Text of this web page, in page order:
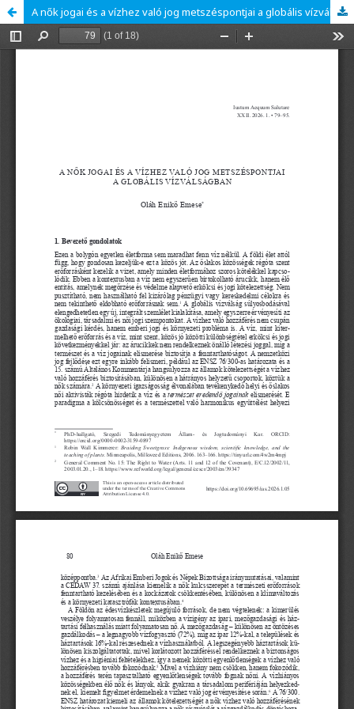
A nők jogai és a vízhez való jog metszéspontjai a globális vízválságban